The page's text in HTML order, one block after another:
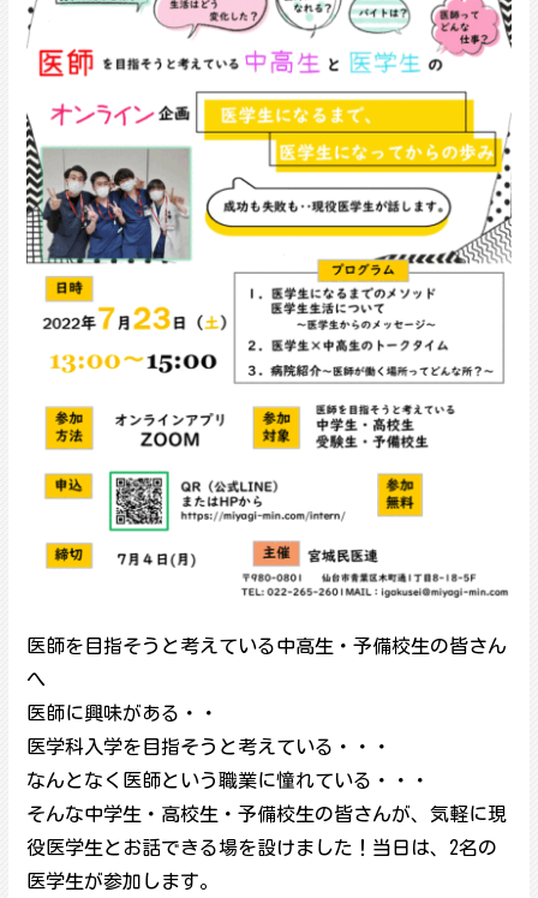
医師を目指そうと考えている中高生・予備校生の皆さん
へ
医師に興味がある・・
医学科入学を目指そうと考えている・・・
なんとなく医師という職業に憧れている・・・
そんな中学生・高校生・予備校生の皆さんが、気軽に現
役医学生とお話できる場を設けました！当日は、2名の
医学生が参加します。